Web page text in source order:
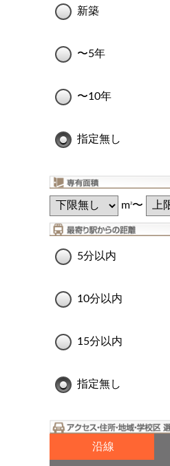
新築
〜5年
〜10年
指定無し
m2〜
5分以内
10分以内
15分以内
指定無し
沿線